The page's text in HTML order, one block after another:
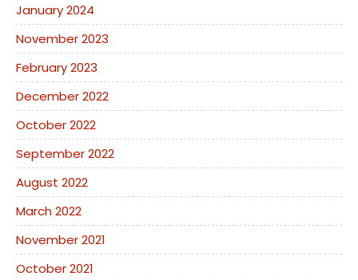
January 2024
November 2023
February 2023
December 2022
October 2022
September 2022
August 2022
March 2022
November 2021
October 2021